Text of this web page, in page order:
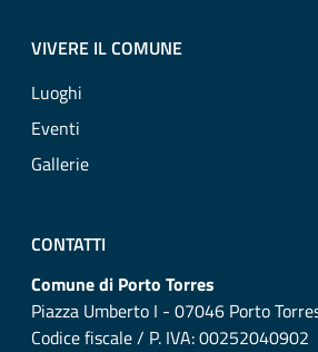
VIVERE IL COMUNE
Luoghi
Eventi
Gallerie
CONTATTI
Comune di Porto Torres
Piazza Umberto I - 07046 Porto
Codice fiscale / P. IVA: 00252040902